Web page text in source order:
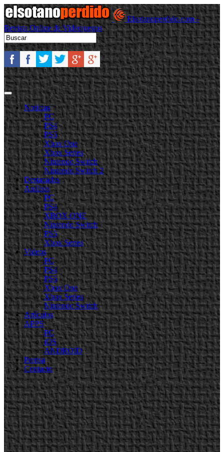
Elsotanoperdido.com -
Revista Online de Videojuegos
Noticias
PC
PS4
PS5
Xbox One
Xbox Series
Nintendo Switch
Nintendo Switch 2
Destacadas
Análisis
PC
PS4
XBOX ONE
Nintendo Switch
PS5
Xbox Series
Videos
PC
PS4
PS5
Xbox One
Xbox Series
Nintendo Switch
Artículos
APPS
PC
iOS
ANDROID
Prensa
Contacto